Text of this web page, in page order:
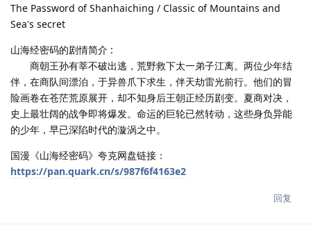
The Password of Shanhaiching / Classic of Mountains and
Sea's secret
山海经密码的剧情简介 :
商朝王孙有莘不破出逃，荒野救下太一弟子江离。两位少年结
伴，在商队间漂泊，于异兽爪下求生，伴天劫雷光前行。他们的冒
险画卷在苍茫荒原展开，却不知身后王朝正经历剧变。夏商对决，
史上最壮阔的战争即将爆发。命运的巨轮已然转动，这些身负异能
的少年，早已深陷时代的漩涡之中。
国漫《山海经密码》夸克网盘链接：
https://pan.quark.cn/s/987f6f4163e2
回复